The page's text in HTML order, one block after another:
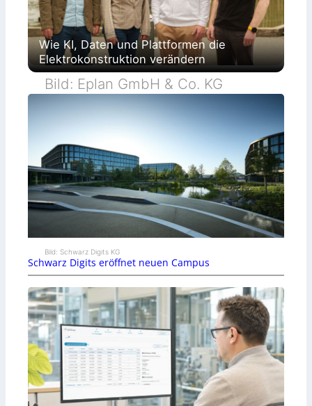
Wie KI, Daten und Plattformen die
Elektrokonstruktion verändern
Bild: Eplan GmbH & Co. KG
Bild: Schwarz Digits KG
Schwarz Digits eröffnet neuen Campus